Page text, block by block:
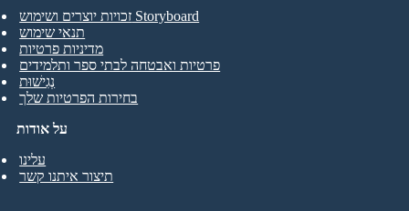
על אודות
עלינו
תיצור איתנו קשר
זכויות יוצרים ושימוש Storyboard
תנאי שימוש
מדיניות פרטיות
פרטיות ואבטחה לבתי ספר ותלמידים
נְגִישׁוּת
בחירות הפרטיות שלך